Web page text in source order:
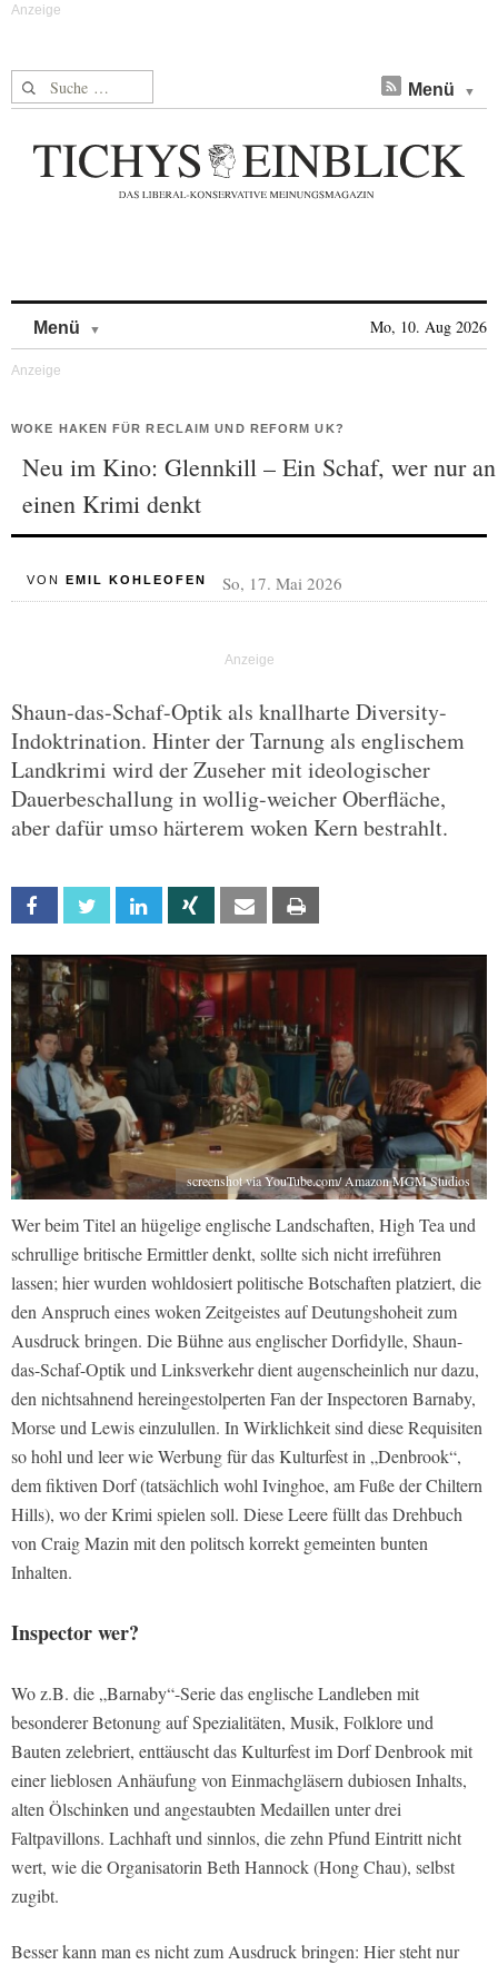
Suche nach: Menü
Menü Mo, 10. Aug 2026
WOKE HAKEN FÜR RECLAIM UND REFORM UK?
Neu im Kino: Glennkill – Ein Schaf, wer nur an
einen Krimi denkt
VON EMIL KOHLEOFEN So, 17. Mai 2026
Shaun-das-Schaf-Optik als knallharte Diversity-
Indoktrination. Hinter der Tarnung als englischem
Landkrimi wird der Zuseher mit ideologischer
Dauerbeschallung in wollig-weicher Oberfläche,
aber dafür umso härterem woken Kern bestrahlt.
Facebook Twitter Linkedin Xing Email
screenshot via YouTube.com/ Amazon MGM Studios
Wer beim Titel an hügelige englische Landschaften, High Tea und
schrullige britische Ermittler denkt, sollte sich nicht irreführen
lassen; hier wurden wohldosiert politische Botschaften platziert, die
den Anspruch eines woken Zeitgeistes auf Deutungshoheit zum
Ausdruck bringen. Die Bühne aus englischer Dorfidylle, Shaun-
das-Schaf-Optik und Linksverkehr dient augenscheinlich nur dazu,
den nichtsahnend hereingestolperten Fan der Inspectoren Barnaby,
Morse und Lewis einzulullen. In Wirklichkeit sind diese Requisiten
so hohl und leer wie Werbung für das Kulturfest in „Denbrook“,
dem fiktiven Dorf (tatsächlich wohl Ivinghoe, am Fuße der Chiltern
Hills), wo der Krimi spielen soll. Diese Leere füllt das Drehbuch
von Craig Mazin mit den politsch korrekt gemeinten bunten
Inhalten.
Inspector wer?
Wo z.B. die „Barnaby“-Serie das englische Landleben mit
besonderer Betonung auf Spezialitäten, Musik, Folklore und
Bauten zelebriert, enttäuscht das Kulturfest im Dorf Denbrook mit
einer lieblosen Anhäufung von Einmachgläsern dubiosen Inhalts,
alten Ölschinken und angestaubten Medaillen unter drei
Faltpavillons. Lachhaft und sinnlos, die zehn Pfund Eintritt nicht
wert, wie die Organisatorin Beth Hannock (Hong Chau), selbst
zugibt.
Besser kann man es nicht zum Ausdruck bringen: Hier steht nur